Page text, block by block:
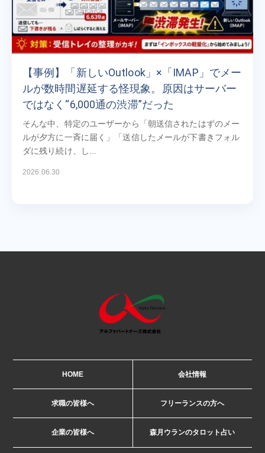
【事例】「新しいOutlook」×「IMAP」でメー
ルが数時間遅延する怪現象。原因はサーバー
ではなく“6,000通の渋滞”だった
そんな中、特定のユーザーから「朝送信されたはずのメー
ルが夕方に一斉に届く」「送信したメールが下書きフォル
ダに残り続け、し...
2026.06.30
HOME 会社情報
求職の皆様へ フリーランスの方へ
企業の皆様へ 森月ウランのタロット占い